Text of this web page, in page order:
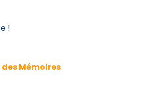
!
des Mémoires